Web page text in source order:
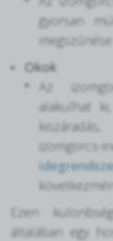
gyorsan
Okok
Az
alakulhat
Ezen
általában egy